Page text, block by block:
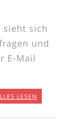
sieht sich
und
E-Mail
LESEN